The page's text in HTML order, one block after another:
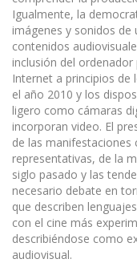
Igualmente, la
imágenes y sonidos
contenidos
inclusión del
Internet a principios de
el año 2010 y los
ligero como cámaras
incorporan video. El
de las
representativas, de la
siglo pasado y las
necesario debate en
que describen
con el cine más
describiéndose como
audiovisual.